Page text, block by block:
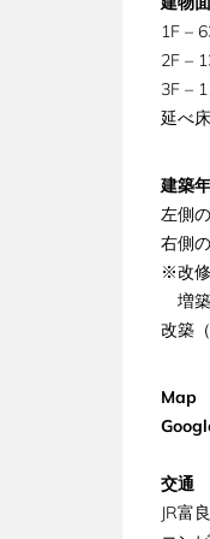
1F –
2F –
3F –
延べ
建築年
左側
右側
※改
増
改築
Map
交通
JR富